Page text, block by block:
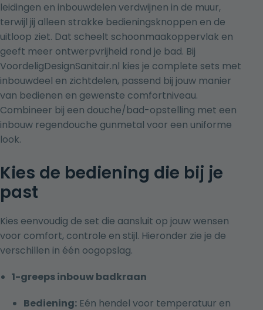
leidingen en inbouwdelen verdwijnen in de muur,
terwijl jij alleen strakke bedieningsknoppen en de
uitloop ziet. Dat scheelt schoonmaakoppervlak en
geeft meer ontwerpvrijheid rond je bad. Bij
VoordeligDesignSanitair.nl kies je complete sets met
inbouwdeel en zichtdelen, passend bij jouw manier
van bedienen en gewenste comfortniveau.
Combineer bij een douche/bad-opstelling met een
inbouw regendouche gunmetal voor een uniforme
look.
Kies de bediening die bij je
past
Kies eenvoudig de set die aansluit op jouw wensen
voor comfort, controle en stijl. Hieronder zie je de
verschillen in één oogopslag.
1-greeps inbouw badkraan
Bediening: Eén hendel voor temperatuur en